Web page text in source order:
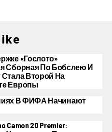
«Гослото»
Сборная По Бобслею И
Стала Второй На
Европы
В ФИФА Начинают
Camon 20 Premier: